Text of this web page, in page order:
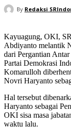
By Redaksi
Kayuagung, OKI,
Abdiyanto melantik
dari Pergantian
Partai Demokrasi
Komarulloh
Novri Haryanto
Hal tersebut
Haryanto sebagai
OKI sisa masa
waktu lalu.